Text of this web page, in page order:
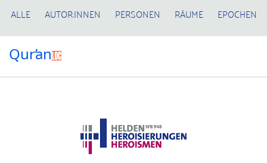
ALLE AUTOR:INNEN PERSONEN RÄUME EPOCHEN
Qurʼan